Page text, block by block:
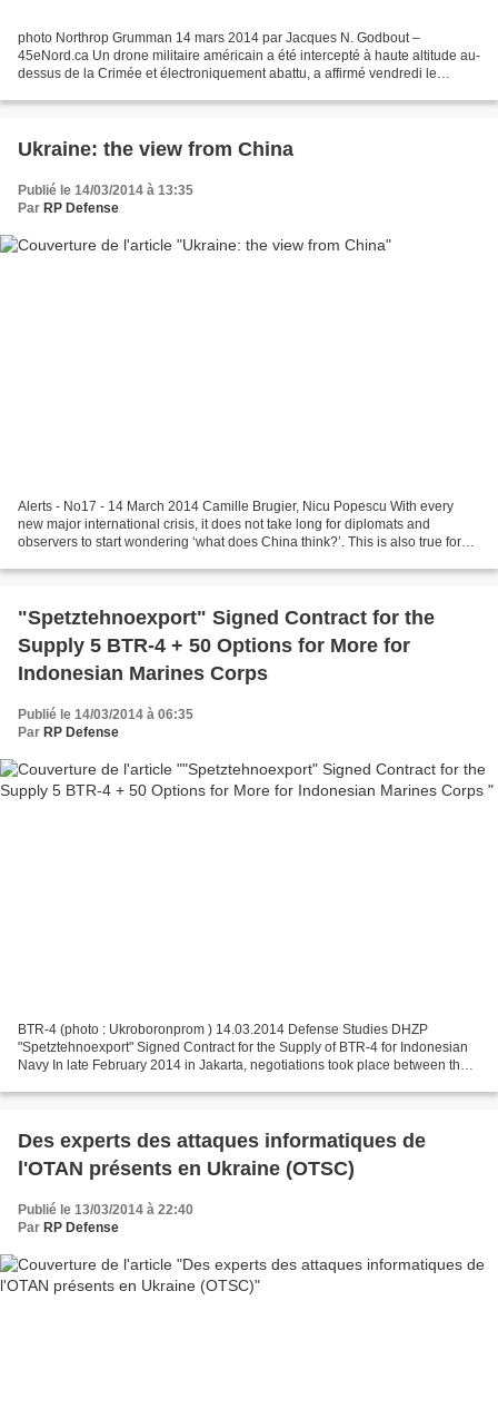
photo Northrop Grumman 14 mars 2014 par Jacques N. Godbout –
45eNord.ca Un drone militaire américain a été intercepté à haute altitude au-
dessus de la Crimée et électroniquement abattu, a affirmé vendredi le
Ukraine: the view from China
Publié le 14/03/2014 à 13:35
Par RP Defense
Alerts - No17 - 14 March 2014 Camille Brugier, Nicu Popescu With every
new major international crisis, it does not take long for diplomats and
observers to start wondering ‘what does China think?’. This is also true for
"Spetztehnoexport" Signed Contract for the
Supply 5 BTR-4 + 50 Options for More for
Indonesian Marines Corps
Publié le 14/03/2014 à 06:35
Par RP Defense
BTR-4 (photo : Ukroboronprom ) 14.03.2014 Defense Studies DHZP
"Spetztehnoexport" Signed Contract for the Supply of BTR-4 for Indonesian
Navy In late February 2014 in Jakarta, negotiations took place between the
Des experts des attaques informatiques de
l'OTAN présents en Ukraine (OTSC)
Publié le 13/03/2014 à 22:40
Par RP Defense